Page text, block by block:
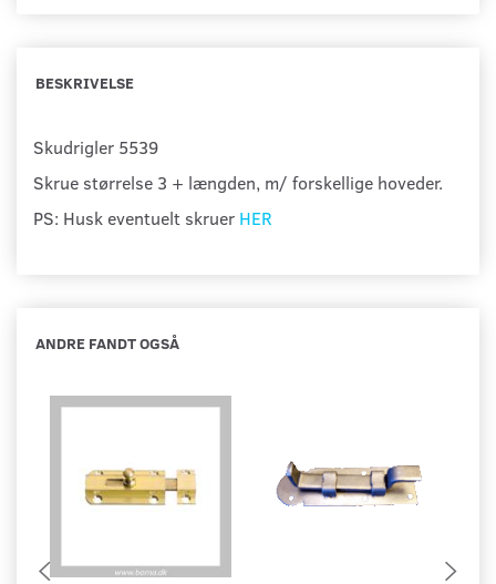
BESKRIVELSE
Skudrigler 5539
Skrue størrelse 3 + længden, m/ forskellige hoveder.
PS: Husk eventuelt skruer HER
ANDRE FANDT OGSÅ